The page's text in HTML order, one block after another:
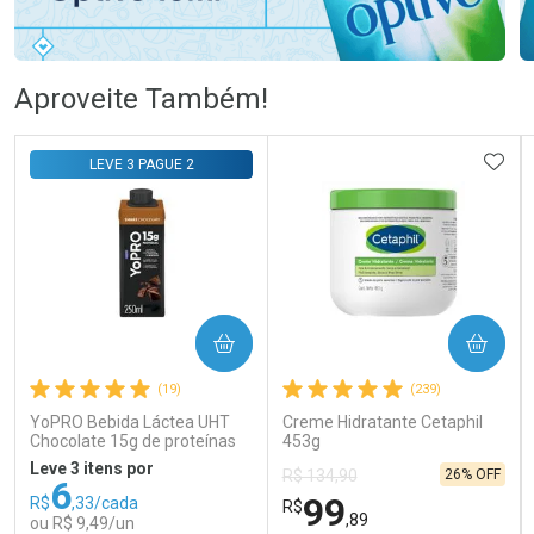
Comprar sem Desconto
Por R$ 76,99/cada
Comprar sem Desconto
Por R$ 76,99/cada
Comprar sem Desconto
Comprar sem Desconto
Aproveite Também!
(19)
YoPRO Bebida Láctea UHT
Chocolate 15g de proteínas
250ml
LEVE 3 PAGUE 2
Leve 3 itens por
R$6,33/cada
ou R$ 9,49/un
COMPRAR
(239)
Creme Hidratante Cetaphil
453g
R$ 134,90
R$99,89
26% OFF
COMPRAR